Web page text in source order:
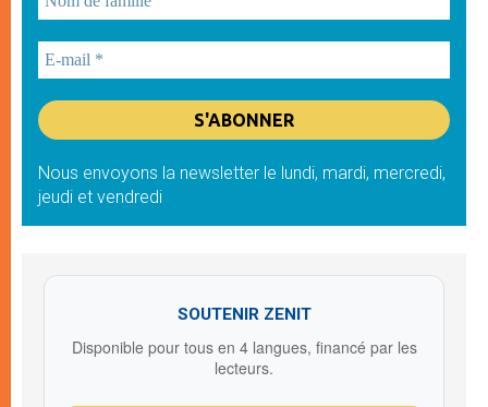
Nous envoyons la newsletter le lundi, mardi, mercredi,
jeudi et vendredi
SOUTENIR ZENIT
Disponible pour tous en 4 langues, financé par les
lecteurs.